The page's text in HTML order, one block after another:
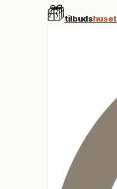
tilbudshuset